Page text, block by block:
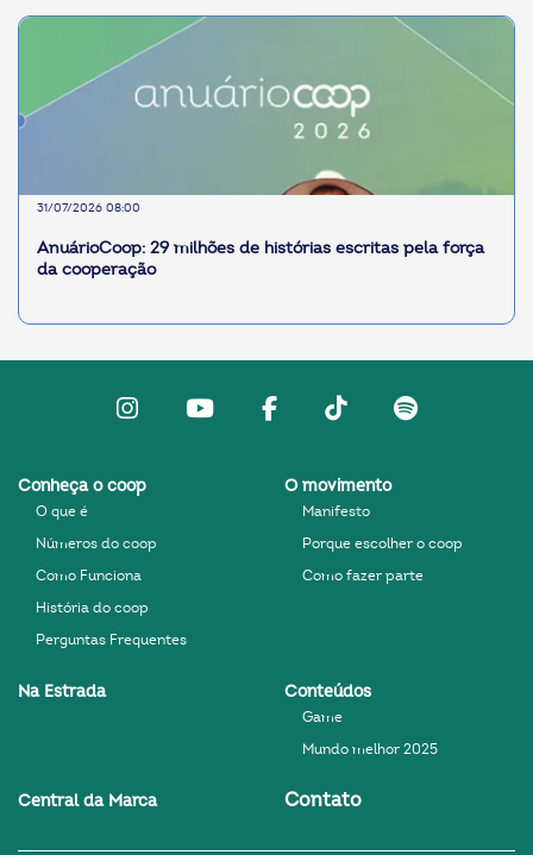
31/07/2026 08:00
AnuárioCoop: 29 milhões de histórias escritas pela força
da cooperação
InstagramYoutubefacebookTiktokSpotify
Conheça o coop
O que é
Números do coop
Como Funciona
História do coop
Perguntas Frequentes
O movimento
Manifesto
Porque escolher o coop
Como fazer parte
Na Estrada Conteúdos
Game
Mundo melhor 2025
Central da Marca Contato